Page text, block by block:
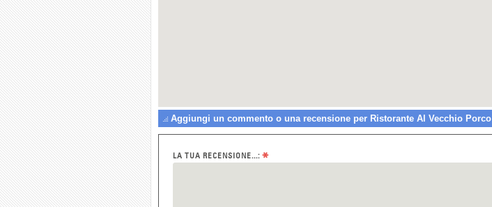
Aggiungi un commento o una recensione per Ristorante Al Vecchio Porco
LA TUA RECENSIONE...: *